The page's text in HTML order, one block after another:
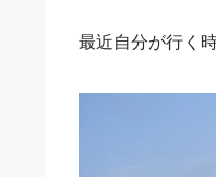
最近自分が行く